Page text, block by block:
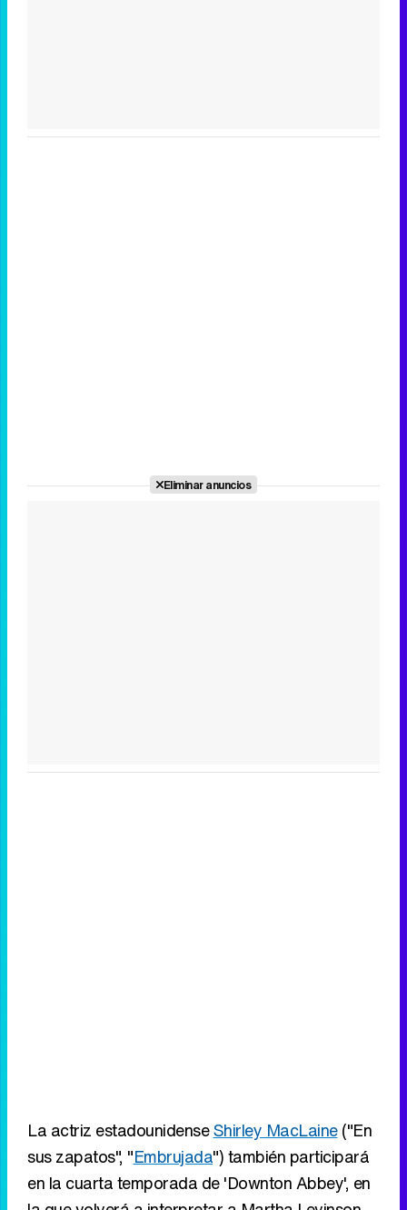
Eliminar anuncios
La actriz estadounidenseShirley MacLaine("En
sus zapatos", "Embrujada") también participará
en la cuarta temporada de 'Downton Abbey', en